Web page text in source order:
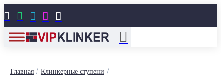
    
Главная/ Клинкерные ступени /